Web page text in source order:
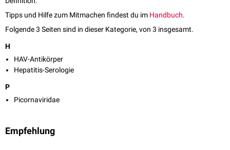
Tipps und Hilfe zum Mitmachen findest du im Handbuch.
Folgende 3 Seiten sind in dieser Kategorie, von 3 insgesamt.
H
HAV-Antikörper
Hepatitis-Serologie
P
Picornaviridae
Empfehlung